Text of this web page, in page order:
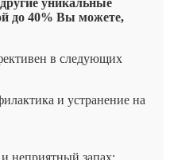
до 40% Вы можете,
в следующих
и устранение на
неприятный запах;